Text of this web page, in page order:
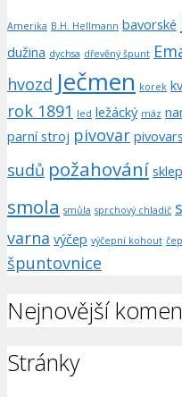
Amerika B.H. Hellmann bavorské
dužina dychsa dřevěný špunt
hvozd Ječmen korek
rok 1891 led ležácký máz
parní stroj pivovar
sudů požahování sklep
smola smůla sprchový chladič
varna výčep výčepní kohout
špuntovnice
Nejnovější
Stránky